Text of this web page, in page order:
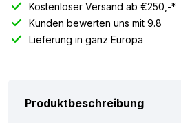
Kostenloser Versand ab €250,-*
Kunden bewerten uns mit 9.8
Lieferung in ganz Europa
Produktbeschreibung